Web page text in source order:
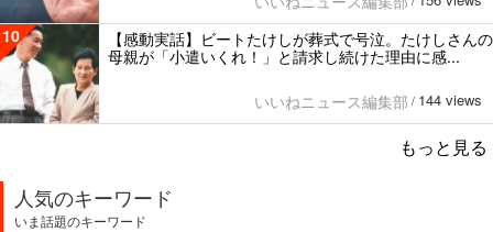
10
【感動実話】ビートたけしが葬式で号泣。たけしさんの
母親が「小遣いくれ！」と請求し続けた理由に感...
いいねニュース編集部 / 144 views
もっと見る
人気のキーワード
いま話題のキーワード